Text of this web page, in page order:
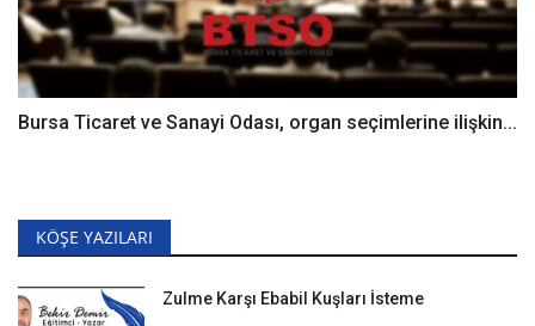
Bursa Ticaret ve Sanayi Odası, organ seçimlerine ilişkin...
KÖŞE YAZILARI
Zulme Karşı Ebabil Kuşları İsteme